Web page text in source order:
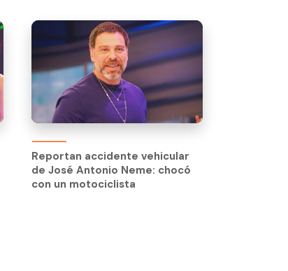
Reportan accidente vehicular
de José Antonio Neme: chocó
con un motociclista